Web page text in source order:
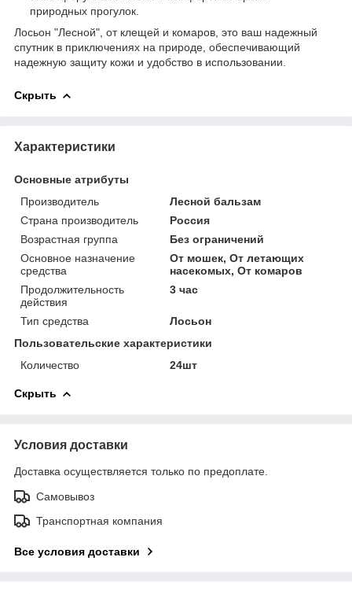
природных прогулок.
Лосьон "Лесной", от клещей и комаров, это ваш надежный
спутник в приключениях на природе, обеспечивающий
надежную защиту кожи и удобство в использовании.
Скрыть
Характеристики
Основные атрибуты
Производитель
Лесной бальзам
Страна производитель
Россия
Возрастная группа
Без ограничений
Основное назначение
средства
От мошек, От летающих
насекомых, От комаров
Продолжительность
действия
3 час
Тип средства
Лосьон
Пользовательские характеристики
Количество
24шт
Скрыть
Условия доставки
Доставка осуществляется только по предоплате.
Самовывоз
Транспортная компания
Все условия доставки